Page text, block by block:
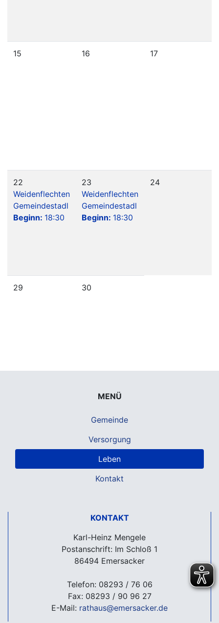
15 16 17
22
Weidenflechten
Gemeindestadl
Beginn: 18:30
23
Weidenflechten
Gemeindestadl
Beginn: 18:30
24
29 30
MENÜ
Gemeinde
Versorgung
Leben
Kontakt
KONTAKT
Karl-Heinz Mengele
Postanschrift: Im Schloß 1
86494 Emersacker
Telefon: 08293 / 76 06
Fax: 08293 / 90 96 27
E-Mail: rathaus@emersacker.de